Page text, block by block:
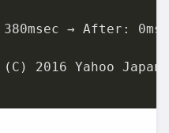
380msec → After: 0
(C) 2016 Yahoo